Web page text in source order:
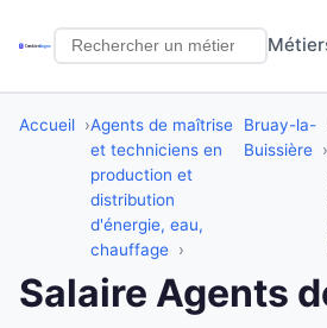
Accueil
Agents de maîtrise
et techniciens en
production et
distribution
d'énergie, eau,
chauffage
Bruay-la-
Buissière
Salaire Agents